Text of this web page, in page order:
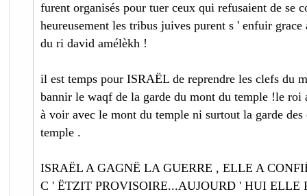
furent organisés pour tuer ceux qui refusaient de se
heureusement les tribus juives purent s ' enfuir
du ri david amélèkh !
il est temps pour ISRAËL de reprendre les clefs du
bannir le waqf de la garde du mont du temple !le roi
à voir avec le mont du temple ni surtout la garde
temple .
ISRAËL A GAGNË LA GUERRE , ELLE A
C ' ËTZIT PROVISOIRE...AUJOURD ' HUI ELLE